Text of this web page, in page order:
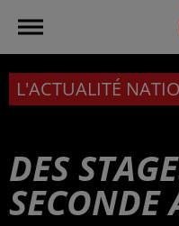
L'ACTUALITÉ
DES